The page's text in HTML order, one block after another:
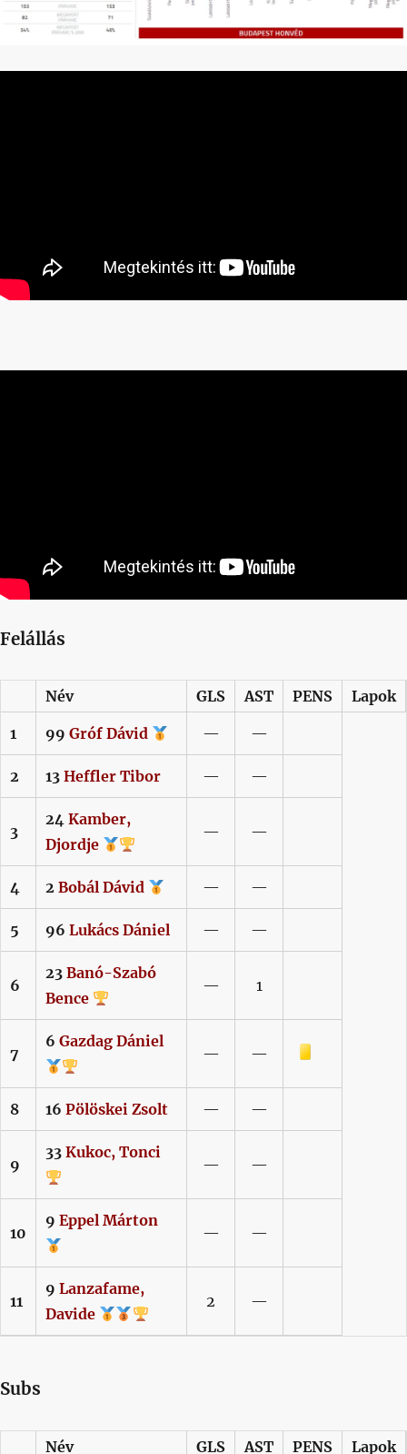
Felállás
Név GLS AST PENS Lapok
1 99 Gróf Dávid — —
2 13 Heffler Tibor — —
3
24 Kamber,
Djordje
— —
4 2 Bobál Dávid — —
5 96 Lukács Dániel — —
6
23 Banó-Szabó
Bence
— 1
7
6 Gazdag Dániel
— —
Sárga lap
8 16 Pölöskei Zsolt — —
9
33 Kukoc, Tonci
— —
10
9 Eppel Márton
— —
11
9 Lanzafame,
Davide
2 —
Subs
Név GLS AST PENS Lapok